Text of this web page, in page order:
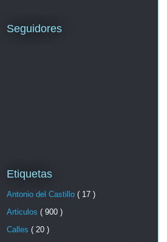
Seguidores
Etiquetas
Antonio del Castillo ( 17 )
Articulos ( 900 )
Calles ( 20 )